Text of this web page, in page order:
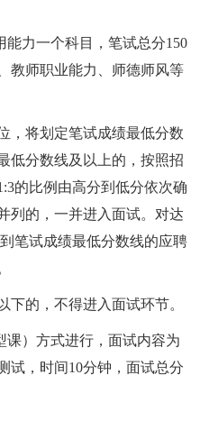
能力一个科目，笔试总分150
教师职业能力、师德师风等
，将划定笔试成绩最低分数
低分数线及以上的，按照招
的比例由高分到低分依次确
列的，一并进入面试。对达
笔试成绩最低分数线的应聘
下的，不得进入面试环节。
课）方式进行，面试内容为
试，时间10分钟，面试总分